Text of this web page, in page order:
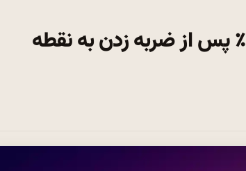
تخمین قیمت AAVE: 28 ٪ از نوسانات 28 ٪ پس از ضربه زدن به نقطه